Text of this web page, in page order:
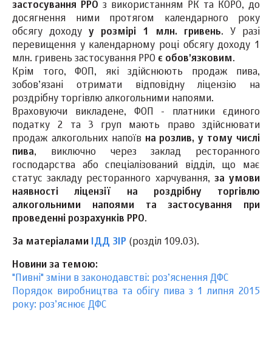
застосування РРО з використанням РК та КОРО, до
досягнення ними протягом календарного року
обсягу доходу у розмірі 1 млн. гривень. У разі
перевищення у календарному році обсягу доходу 1
млн. гривень застосування РРО є обов’язковим.
Крім того, ФОП, які здійснюють продаж пива,
зобов’язані отримати відповідну ліцензію на
роздрібну торгівлю алкогольними напоями.
Враховуючи викладене, ФОП - платники єдиного
податку 2 та 3 груп мають право здійснювати
продаж алкогольних напоїв на розлив, у тому числі
пива, виключно через заклад ресторанного
господарства або спеціалізований відділ, що має
статус закладу ресторанного харчування, за умови
наявності ліцензії на роздрібну торгівлю
алкогольними напоями та застосування при
проведенні розрахунків РРО.
За матеріалами ІДД ЗІР (розділ 109.03).
Новини за темою:
"Пивні" зміни в законодавстві: роз’яснення ДФС
Порядок виробництва та обігу пива з 1 липня 2015
року: роз’яснює ДФС